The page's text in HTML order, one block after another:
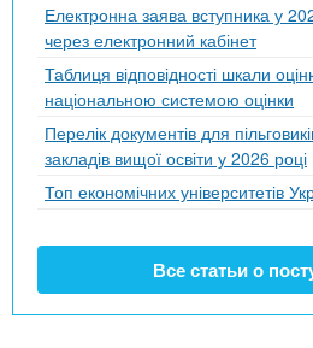
Електронна заява вступника у
через електронний кабінет
Таблиця відповідності шкали
національною системою оцінки
Перелік документів для
закладів вищої освіти у 2026 році
Топ економічних університетів
Все статьи о